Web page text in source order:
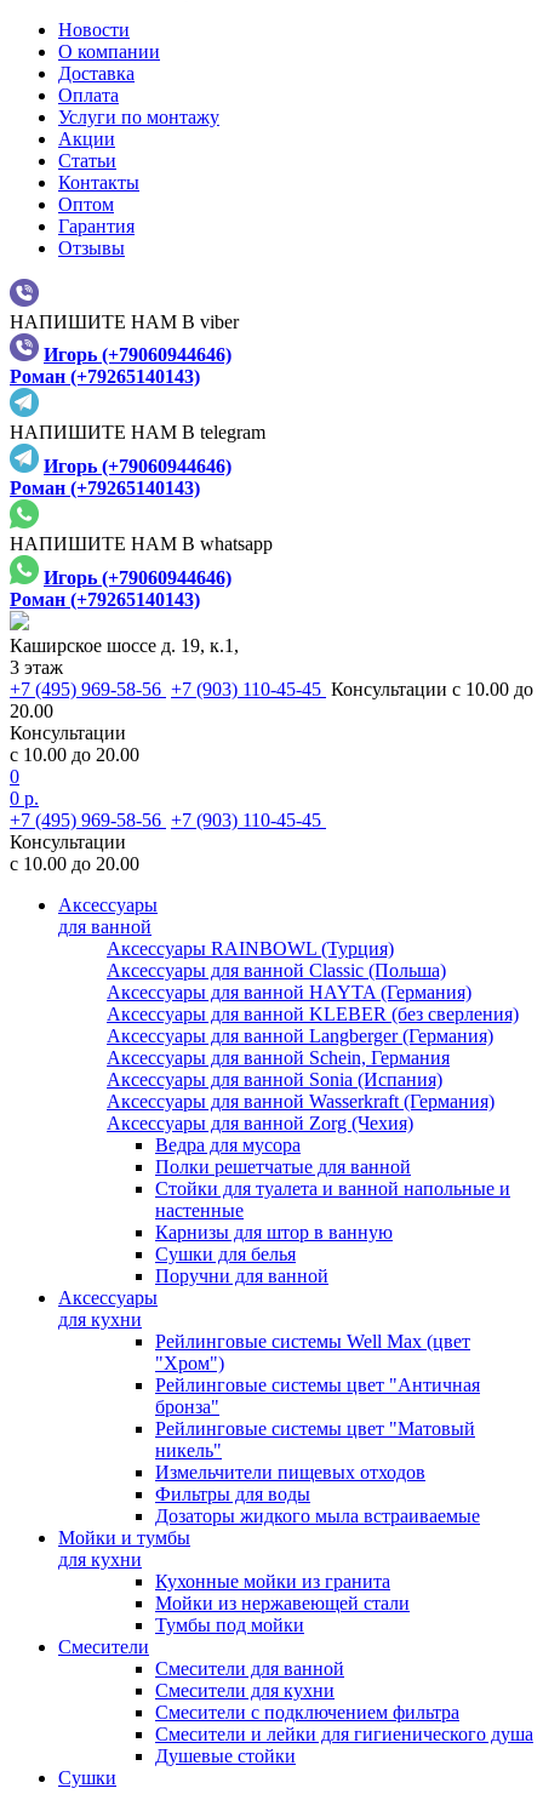
Новости
О компании
Доставка
Оплата
Услуги по монтажу
Акции
Статьи
Контакты
Оптом
Гарантия
Отзывы
НАПИШИТЕ НАМ В viber
Игорь (+79060944646)
Роман (+79265140143)
НАПИШИТЕ НАМ В telegram
Игорь (+79060944646)
Роман (+79265140143)
НАПИШИТЕ НАМ В whatsapp
Игорь (+79060944646)
Роман (+79265140143)
Каширское шоссе д. 19, к.1,
3 этаж
+7 (495) 969-58-56 +7 (903) 110-45-45 Консультации с 10.00 до
20.00
Консультации
с 10.00 до 20.00
0
0 р.
+7 (495) 969-58-56 +7 (903) 110-45-45
Консультации
с 10.00 до 20.00
Аксессуары
для ванной
Аксессуары RAINBOWL (Турция)
Аксессуары для ванной Classic (Польша)
Аксессуары для ванной HAYTA (Германия)
Аксессуары для ванной KLEBER (без сверления)
Аксессуары для ванной Langberger (Германия)
Аксессуары для ванной Schein, Германия
Аксессуары для ванной Sonia (Испания)
Аксессуары для ванной Wasserkraft (Германия)
Аксессуары для ванной Zorg (Чехия)
Ведра для мусора
Полки решетчатые для ванной
Стойки для туалета и ванной напольные и
настенные
Карнизы для штор в ванную
Сушки для белья
Поручни для ванной
Аксессуары
для кухни
Рейлинговые системы Well Max (цвет
"Хром")
Рейлинговые системы цвет "Античная
бронза"
Рейлинговые системы цвет "Матовый
никель"
Измельчители пищевых отходов
Фильтры для воды
Дозаторы жидкого мыла встраиваемые
Мойки и тумбы
для кухни
Кухонные мойки из гранита
Мойки из нержавеющей стали
Тумбы под мойки
Смесители
Смесители для ванной
Смесители для кухни
Смесители с подключением фильтра
Cмесители и лейки для гигиенического душа
Душевые стойки
Сушки